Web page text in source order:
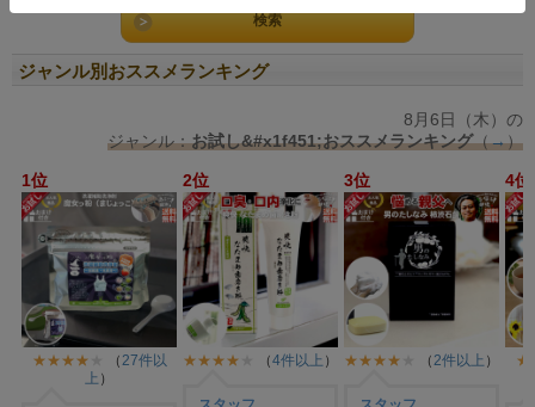
ジャンル別おススメランキング